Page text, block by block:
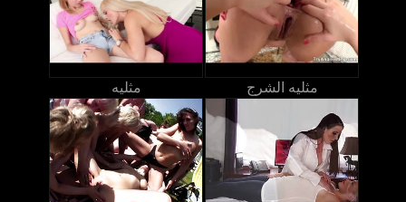
مثليه مثليه الشرج